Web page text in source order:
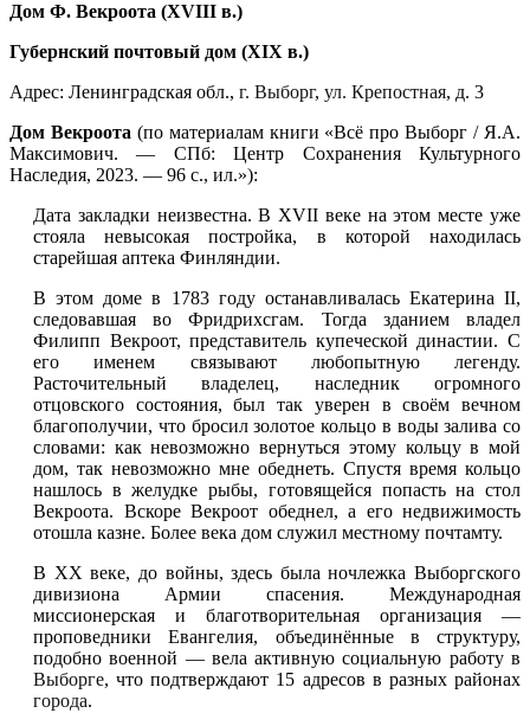
Дом Ф. Векроота (XVIII в.)
Губернский почтовый дом (XIX в.)
Адрес: Ленинградская обл., г. Выборг, ул. Крепостная, д. 3
Дом Векроота (по материалам книги «Всё про Выборг / Я.А.
Максимович. — СПб: Центр Сохранения Культурного
Наследия, 2023. — 96 с., ил.»):
Дата закладки неизвестна. В XVII веке на этом месте уже
стояла невысокая постройка, в которой находилась
старейшая аптека Финляндии.
В этом доме в 1783 году останавливалась Екатерина II,
следовавшая во Фридрихсгам. Тогда зданием владел
Филипп Векроот, представитель купеческой династии. С
его именем связывают любопытную легенду.
Расточительный владелец, наследник огромного
отцовского состояния, был так уверен в своём вечном
благополучии, что бросил золотое кольцо в воды залива со
словами: как невозможно вернуться этому кольцу в мой
дом, так невозможно мне обеднеть. Спустя время кольцо
нашлось в желудке рыбы, готовящейся попасть на стол
Векроота. Вскоре Векроот обеднел, а его недвижимость
отошла казне. Более века дом служил местному почтамту.
В XX веке, до войны, здесь была ночлежка Выборгского
дивизиона Армии спасения. Международная
миссионерская и благотворительная организация —
проповедники Евангелия, объединённые в структуру,
подобно военной — вела активную социальную работу в
Выборге, что подтверждают 15 адресов в разных районах
города.